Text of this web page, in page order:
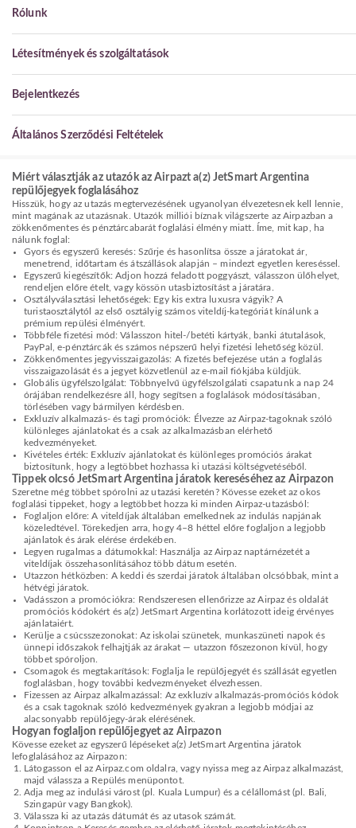
Rólunk
Létesítmények és szolgáltatások
Bejelentkezés
Általános Szerződési Feltételek
Miért választják az utazók az Airpazt a(z) JetSmart Argentina
repülőjegyek foglalásához
Hisszük, hogy az utazás megtervezésének ugyanolyan élvezetesnek kell lennie,
mint magának az utazásnak. Utazók milliói bíznak világszerte az Airpazban a
zökkenőmentes és pénztárcabarát foglalási élmény miatt. Íme, mit kap, ha
nálunk foglal:
Gyors és egyszerű keresés: Szűrje és hasonlítsa össze a járatokat ár,
menetrend, időtartam és átszállások alapján – mindezt egyetlen kereséssel.
Egyszerű kiegészítők: Adjon hozzá feladott poggyászt, válasszon ülőhelyet,
rendeljen előre ételt, vagy kössön utasbiztosítást a járatára.
Osztályválasztási lehetőségek: Egy kis extra luxusra vágyik? A
turistaosztálytól az első osztályig számos viteldíj-kategóriát kínálunk a
prémium repülési élményért.
Többféle fizetési mód: Válasszon hitel-/betéti kártyák, banki átutalások,
PayPal, e-pénztárcák és számos népszerű helyi fizetési lehetőség közül.
Zökkenőmentes jegyvisszaigazolás: A fizetés befejezése után a foglalás
visszaigazolását és a jegyet közvetlenül az e-mail fiókjába küldjük.
Globális ügyfélszolgálat: Többnyelvű ügyfélszolgálati csapatunk a nap 24
órájában rendelkezésre áll, hogy segítsen a foglalások módosításában,
törlésében vagy bármilyen kérdésben.
Exkluzív alkalmazás- és tagi promóciók: Élvezze az Airpaz-tagoknak szóló
különleges ajánlatokat és a csak az alkalmazásban elérhető
kedvezményeket.
Kivételes érték: Exkluzív ajánlatokat és különleges promóciós árakat
biztosítunk, hogy a legtöbbet hozhassa ki utazási költségvetéséből.
Tippek olcsó JetSmart Argentina járatok kereséséhez az Airpazon
Szeretne még többet spórolni az utazási keretén? Kövesse ezeket az okos
foglalási tippeket, hogy a legtöbbet hozza ki minden Airpaz-utazásból:
Foglaljon előre: A viteldíjak általában emelkednek az indulás napjának
közeledtével. Törekedjen arra, hogy 4–8 héttel előre foglaljon a legjobb
ajánlatok és árak elérése érdekében.
Legyen rugalmas a dátumokkal: Használja az Airpaz naptárnézetét a
viteldíjak összehasonlításához több dátum esetén.
Utazzon hétközben: A keddi és szerdai járatok általában olcsóbbak, mint a
hétvégi járatok.
Vadásszon a promóciókra: Rendszeresen ellenőrizze az Airpaz és oldalát
promóciós kódokért és a(z) JetSmart Argentina korlátozott ideig érvényes
ajánlataiért.
Kerülje a csúcsszezonokat: Az iskolai szünetek, munkaszüneti napok és
ünnepi időszakok felhajtják az árakat — utazzon főszezonon kívül, hogy
többet spóroljon.
Csomagok és megtakarítások: Foglalja le repülőjegyét és szállását egyetlen
foglalásban, hogy további kedvezményeket élvezhessen.
Fizessen az Airpaz alkalmazással: Az exkluzív alkalmazás-promóciós kódok
és a csak tagoknak szóló kedvezmények gyakran a legjobb módjai az
alacsonyabb repülőjegy-árak elérésének.
Hogyan foglaljon repülőjegyet az Airpazon
Kövesse ezeket az egyszerű lépéseket a(z) JetSmart Argentina járatok
lefoglalásához az Airpazon:
Látogasson el az Airpaz.com oldalra, vagy nyissa meg az Airpaz alkalmazást,
majd válassza a Repülés menüpontot.
Adja meg az indulási várost (pl. Kuala Lumpur) és a célállomást (pl. Bali,
Szingapúr vagy Bangkok).
Válassza ki az utazás dátumát és az utasok számát.